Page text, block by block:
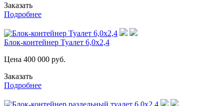
Заказать
Подробнее
Блок-контейнер Туалет 6,0х2,4
Цена 400 000 руб.
Заказать
Подробнее